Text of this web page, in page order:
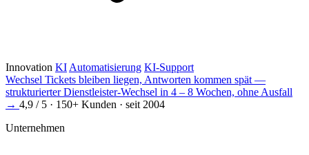
Innovation KI Automatisierung KI-Support
Wechsel Tickets bleiben liegen, Antworten kommen spät —
strukturierter Dienstleister-Wechsel in 4 – 8 Wochen, ohne Ausfall
→ 4,9 / 5 · 150+ Kunden · seit 2004
Unternehmen